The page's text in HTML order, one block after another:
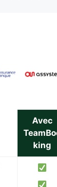
Avec
king